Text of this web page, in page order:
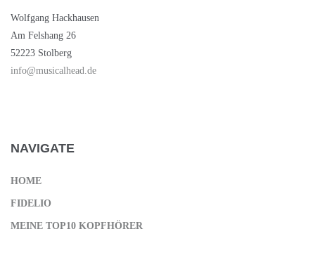
Wolfgang Hackhausen
Am Felshang 26
52223 Stolberg
info@musicalhead.de
NAVIGATE
HOME
FIDELIO
MEINE TOP10 KOPFHÖRER